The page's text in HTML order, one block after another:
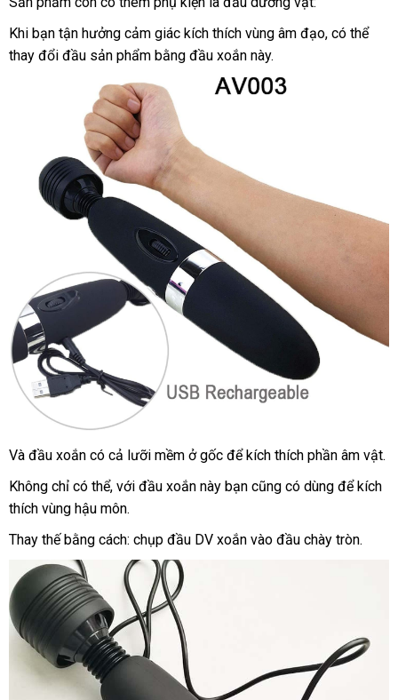
sửa
chữa
Khi bạn tận hưởng cảm giác kích thích vùng âm đạotại
, xuất
có thể
thay đổi đầu sản phẩm bằng đầu xoắn này.
Và đầu xoắn có cả lưỡi mềm ở gốc đắt
nhất
để kích thích phần âm vật.
Không chỉ giá
rẻ
có thểtiki
, tư
vấn
với đầu xoắn này bạn bình
cũng có dùng xách
để kích
thích vùng hậu môn.
Thay thế bằng cách: chụp đầu DV xoắn vào đầu chày tròn.